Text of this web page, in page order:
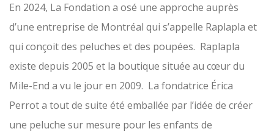
En 2024, La Fondation a osé une approche auprès
d’une entreprise de Montréal qui s’appelle Raplapla et
qui conçoit des peluches et des poupées. Raplapla
existe depuis 2005 et la boutique située au cœur du
Mile-End a vu le jour en 2009. La fondatrice Érica
Perrot a tout de suite été emballée par l’idée de créer
une peluche sur mesure pour les enfants de